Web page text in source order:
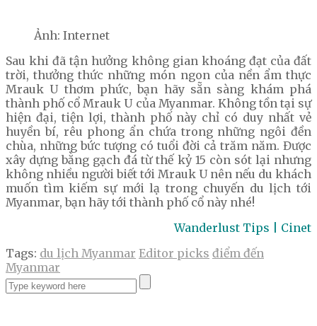
Ảnh: Internet
Sau khi đã tận hưởng không gian khoáng đạt của đất
trời, thưởng thức những món ngon của nền ẩm thực
Mrauk U thơm phức, bạn hãy sẵn sàng khám phá
thành phố cổ Mrauk U của Myanmar. Không tồn tại sự
hiện đại, tiện lợi, thành phố này chỉ có duy nhất vẻ
huyền bí, rêu phong ẩn chứa trong những ngôi đền
chùa, những bức tượng có tuổi đời cả trăm năm. Được
xây dựng bằng gạch đá từ thế kỷ 15 còn sót lại nhưng
không nhiều người biết tới Mrauk U nên nếu du khách
muốn tìm kiếm sự mới lạ trong chuyến du lịch tới
Myanmar, bạn hãy tới thành phố cổ này nhé!
Wanderlust Tips | Cinet
Tags: du lịch Myanmar Editor picks điểm đến
Myanmar